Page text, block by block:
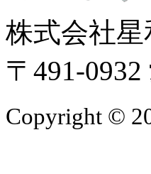
株式会社
〒491-
Copyright ©